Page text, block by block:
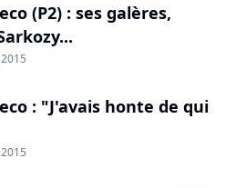
(P2) : ses galères,
: "J'avais honte de qui